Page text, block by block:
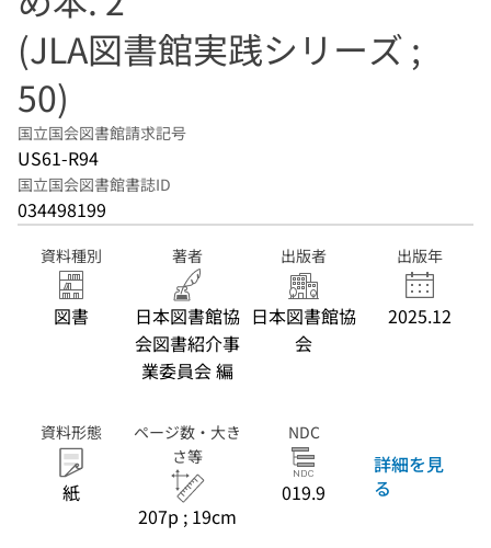
(JLA図書館実践シリーズ ;
50)
国立国会図書館請求記号
US61-R94
国立国会図書館書誌ID
034498199
資料種別
図書
著者
日本図書館協
会図書紹介事
業委員会 編
出版者
日本図書館協
会
出版年
2025.12
資料形態
紙
ページ数・大き
さ等
207p ; 19cm
NDC
019.9
詳細を見
る